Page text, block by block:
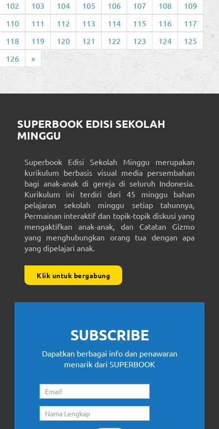
102
103 104 105 106 107 108
109
110
111 112 113 114 115 116
117
118
119 120 121 122 123 124
125
126
»
SUPERBOOK EDISI SEKOLAH
MINGGU
Superbook Edisi Sekolah Minggu merupakan
kurikulum berbasis visual media persembahan
bagi anak-anak di gereja di seluruh Indonesia.
Kurikulum ini terdiri dari 45 minggu bahan
pelajaran sekolah minggu setiap tahunnya,
Permainan interaktif dan topik-topik diskusi yang
mengaktifkan anak-anak, dan Catatan Gizmo
yang menghubungkan orang tua dengan apa
yang dipelajari anak.
Klik untuk bergabung
SUBSCRIBE
Dapatkan berbagai info dan penawaran
menarik dari SUPERBOOK